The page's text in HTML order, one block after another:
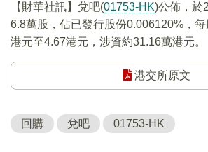
【財華社訊】兌吧(01753-HK)公佈，於
6.8萬股，佔已發行股份0.006120%，
港元至4.67港元，涉資約31.16萬港元。
港交所原文
回購 兌吧 01753-HK